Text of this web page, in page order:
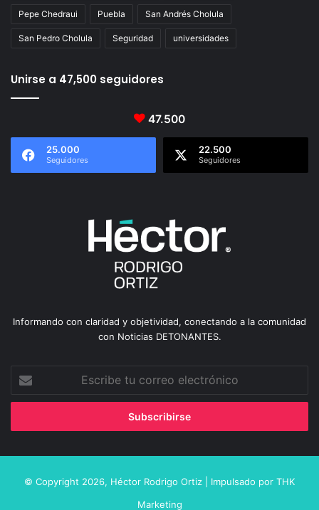
Pepe Chedraui Puebla San Andrés Cholula
San Pedro Cholula Seguridad universidades
Unirse a 47,500 seguidores
47.500
25.000
Seguidores
22.500
Seguidores
Informando con claridad y objetividad, conectando a la comunidad
con Noticias DETONANTES.
tu
correo
© Copyright 2026, Héctor Rodrigo Ortiz | Impulsado por THK
Marketing